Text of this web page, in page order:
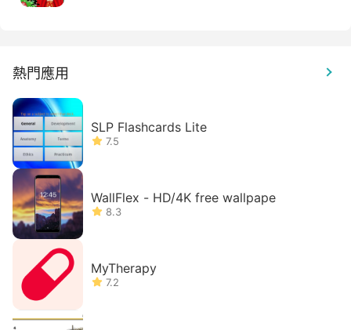
熱門應用
SLP Flashcards Lite
7.5
WallFlex - HD/4K free wallpape
8.3
MyTherapy
7.2